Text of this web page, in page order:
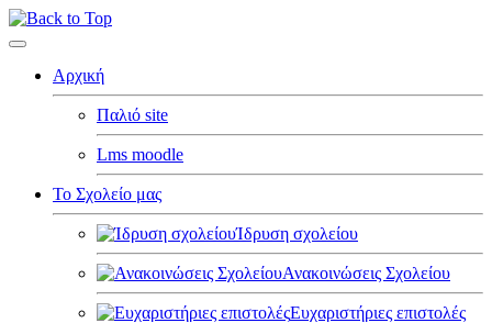
Αρχική
Παλιό site
Lms moodle
Το Σχολείο μας
Ίδρυση σχολείου
Ανακοινώσεις Σχολείου
Ευχαριστήριες επιστολές